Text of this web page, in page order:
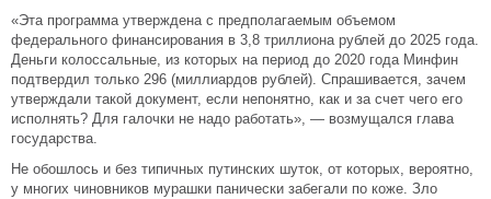
«Эта программа утверждена с предполагаемым объемом
федерального финансирования в 3,8 триллиона рублей до 2025 года.
Деньги колоссальные, из которых на период до 2020 года Минфин
подтвердил только 296 (миллиардов рублей). Спрашивается, зачем
утверждали такой документ, если непонятно, как и за счет чего его
исполнять? Для галочки не надо работать», — возмущался глава
государства.
Не обошлось и без типичных путинских шуток, от которых, вероятно,
у многих чиновников мурашки панически забегали по коже. Зло